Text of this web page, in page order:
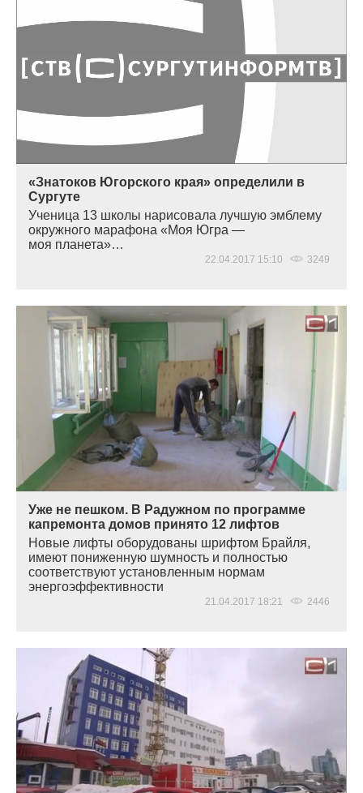
«Знатоков Югорского края» определили в
Сургуте
Ученица 13 школы нарисовала лучшую эмблему
окружного марафона «Моя Югра —
моя планета»…
22.04.2017 15:10 3249
Уже не пешком. В Радужном по программе
капремонта домов принято 12 лифтов
Новые лифты оборудованы шрифтом Брайля,
имеют пониженную шумность и полностью
соответствуют установленным нормам
энергоэффективности
21.04.2017 18:21 2446